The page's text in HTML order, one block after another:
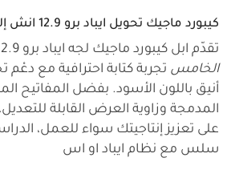
كيبورد ماجيك تحويل ايباد برو 12.9 انش إلى محطة إنتاجية كاملة
تقدّم ابل كيبورد ماجيك لجه ايباد برو 12.9 انش
الخامس تجربة كتابة احترافية مع
أنيق باللون الأسود. بفضل المفاتيح
المدمجة وزاوية العرض القابلة
على تعزيز إنتاجيتك سواء للعمل،
سلس مع نظام ايباد او اس